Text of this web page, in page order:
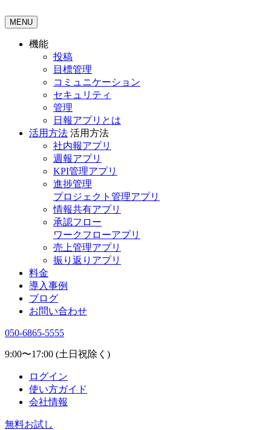
MENU
機能
投稿
目標管理
コミュニケーション
セキュリティ
管理
日報アプリとは
活用方法 活用方法
社内報アプリ
週報アプリ
KPI管理アプリ
進捗管理
プロジェクト管理アプリ
情報共有アプリ
承認フロー
ワークフローアプリ
売上管理アプリ
振り返りアプリ
料金
導入事例
ブログ
お問い合わせ
050-6865-5555
9:00〜17:00 (土日祝除く)
ログイン
使い方ガイド
会社情報
無料お試し